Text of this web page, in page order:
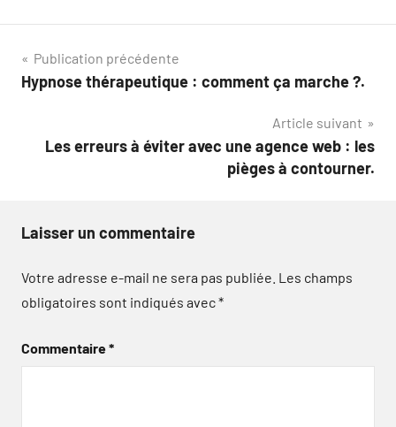
Navigation
de
Publication précédente
Hypnose thérapeutique : comment ça marche ?.
Article suivant
Les erreurs à éviter avec une agence web : les
pièges à contourner.
Laisser un commentaire
Votre adresse e-mail ne sera pas publiée. Les champs
obligatoires sont indiqués avec*
Commentaire*